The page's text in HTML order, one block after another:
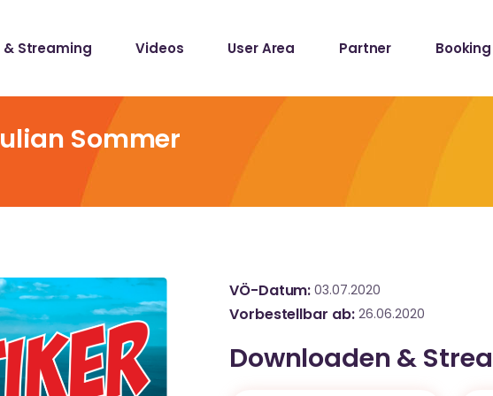
& Streaming Videos User Area Partner Booking
Sommer
VÖ-Datum 03.07.2020
Vorbestellbar ab 26.06.2020
Downloaden &